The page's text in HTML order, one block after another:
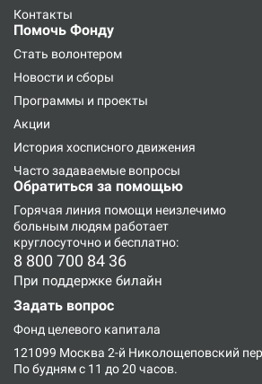
Контакты
Помочь Фонду
Стать волонтером
Новости и сборы
Программы и проекты
Акции
История хосписного движения
Часто задаваемые вопросы
Обратиться за помощью
Горячая линия помощи неизлечимо
больным людям работает
круглосуточно и бесплатно:
8 800 700 84 36
При поддержке билайн
Задать вопрос
Фонд целевого капитала
121099 Москва 2-й Николощеповский
По будням с 11 до 20 часов.